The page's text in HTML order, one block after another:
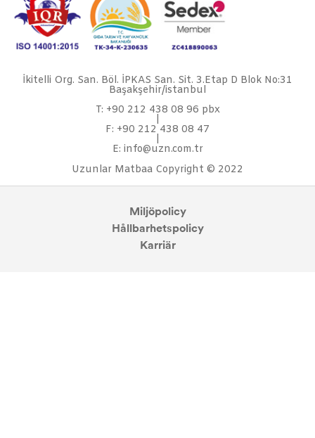
İkitelli Org. San. Böl. İPKAS San. Sit. 3.Etap D Blok No:31
Başakşehir/istanbul
T: +90 212 438 08 96 pbx
F: +90 212 438 08 47
E: info@uzn.com.tr
Uzunlar Matbaa Copyright © 2022
Miljöpolicy
Hållbarhetspolicy
Karriär